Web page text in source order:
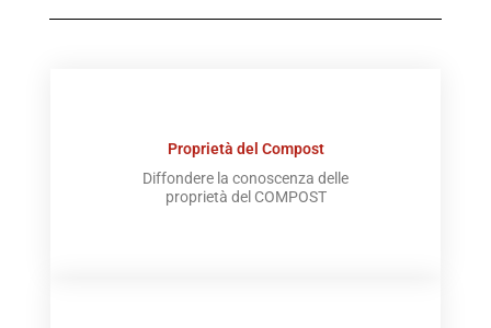
Proprietà del Compost
Diffondere la conoscenza delle
proprietà del COMPOST